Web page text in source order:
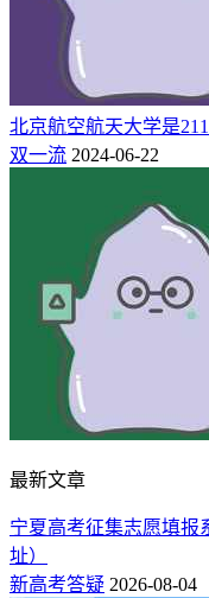
相关推荐：
北京石油化工学院是
北京石油化工学院属于
北京石油化工学院排名
北京石油化工学院专
北京石油化工学院怎
北京航空航天大学是
双一流 2024-06-22
最新文章
宁夏高考征集志愿填报
址）
新高考答疑 2026-08-04